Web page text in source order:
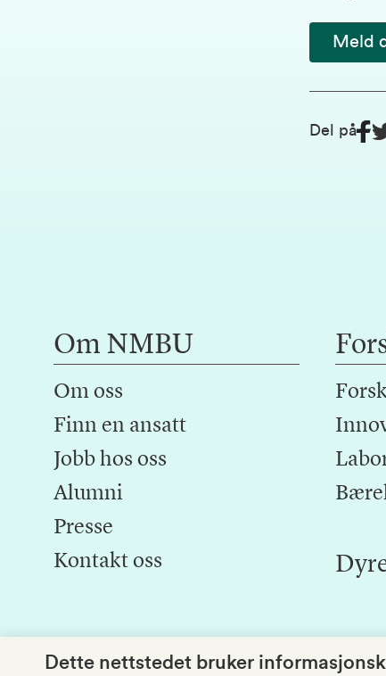
Meld
Del på
Om NMBU
Om oss
Finn en ansatt
Jobb hos oss
Alumni
Presse
Kontakt oss
Dette nettstedet bruker